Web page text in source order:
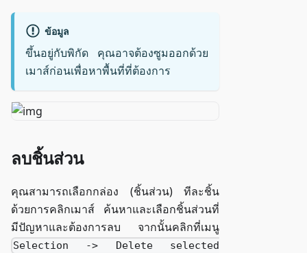
ข้อมูล
ขึ้นอยู่กับพิกัด คุณอาจต้องซูมออกด้วย
เมาส์ก่อนเพื่อหาพื้นที่ที่ต้องการ
ลบชิ้นส่วน
คุณสามารถเลือกกล่อง (ชิ้นส่วน) ทีละชิ้น
ด้วยการคลิกเมาส์ ค้นหาและเลือกชิ้นส่วนที่
มีปัญหาและต้องการลบ จากนั้นคลิกที่เมนู
Selection -> Delete selected